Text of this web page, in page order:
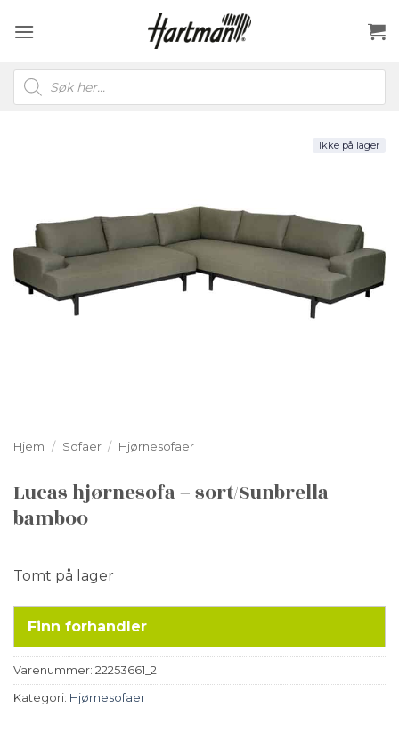
Products
search
Ikke på lager
Hjem / Sofaer / Hjørnesofaer
Lucas hjørnesofa – sort/Sunbrella
bamboo
Tomt på lager
Finn forhandler
Varenummer: 22253661_2
Kategori: Hjørnesofaer